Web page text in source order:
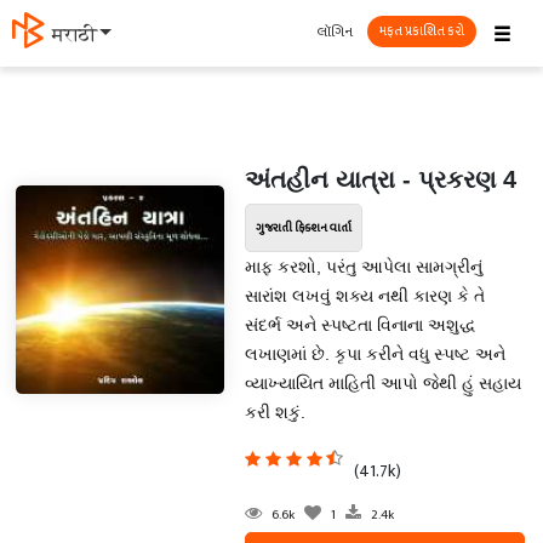
मराठी ☰
લૉગિન મફત પ્રકાશિત કરો
અંતહીન યાત્રા - પ્રકરણ 4
ગુજરાતી ફિક્શન વાર્તા
માફ કરશો, પરંતુ આપેલા સામગ્રીનું
સારાંશ લખવું શક્ય નથી કારણ કે તે
સંદર્ભ અને સ્પષ્ટતા વિનાના અશુદ્ધ
લખાણમાં છે. કૃપા કરીને વધુ સ્પષ્ટ અને
વ્યાખ્યાયિત માહિતી આપો જેથી હું સહાય
કરી શકું.
(41.7k)
6.6k 1 2.4k